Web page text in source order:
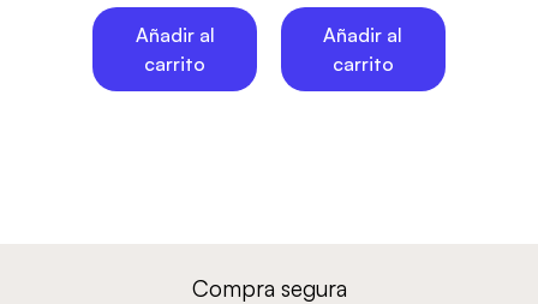
Añadir al
carrito
Añadir al
carrito
Compra segura